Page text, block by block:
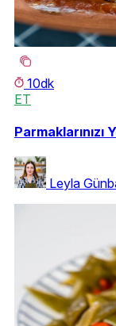
10dk
ET
Leyla